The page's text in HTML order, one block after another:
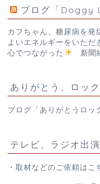
ブログ「Doggy
カフちゃん、糖尿病を発
よいエネルギーをいただ
心でつながった
新聞
ありがとう、ロック
ブログ「ありがとうロッ
テレビ、ラジオ出
・取材などのご依頼は こ